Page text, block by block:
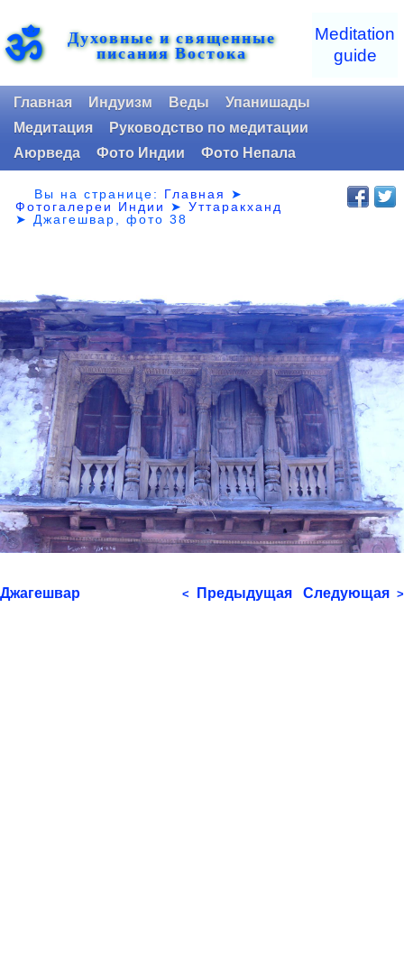
ॐ Духовные и священные
писания Востока
Meditation
guide
Главная Индуизм Веды
Упанишады
Медитация
Руководство по медитации
Аюрведа
Фото Индии Фото Непала
Вы на странице: Главная
➤
Фотогалереи Индии
➤Уттаракханд
➤ Джагешвар, фото 38
Джагешвар < Предыдущая Следующая >